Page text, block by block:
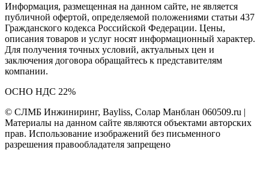
Информация, размещенная на данном сайте, не является
публичной офертой, определяемой положениями статьи 437
Гражданского кодекса Российской Федерации. Цены,
описания товаров и услуг носят информационный характер.
Для получения точных условий, актуальных цен и
заключения договора обращайтесь к представителям
компании.
ОСНО НДС 22%
© СЛМБ Инжиниринг, Bayliss, Солар Манблан 060509.ru |
Материалы на данном сайте являются объектами авторских
прав. Использование изображений без письменного
разрешения правообладателя запрещено